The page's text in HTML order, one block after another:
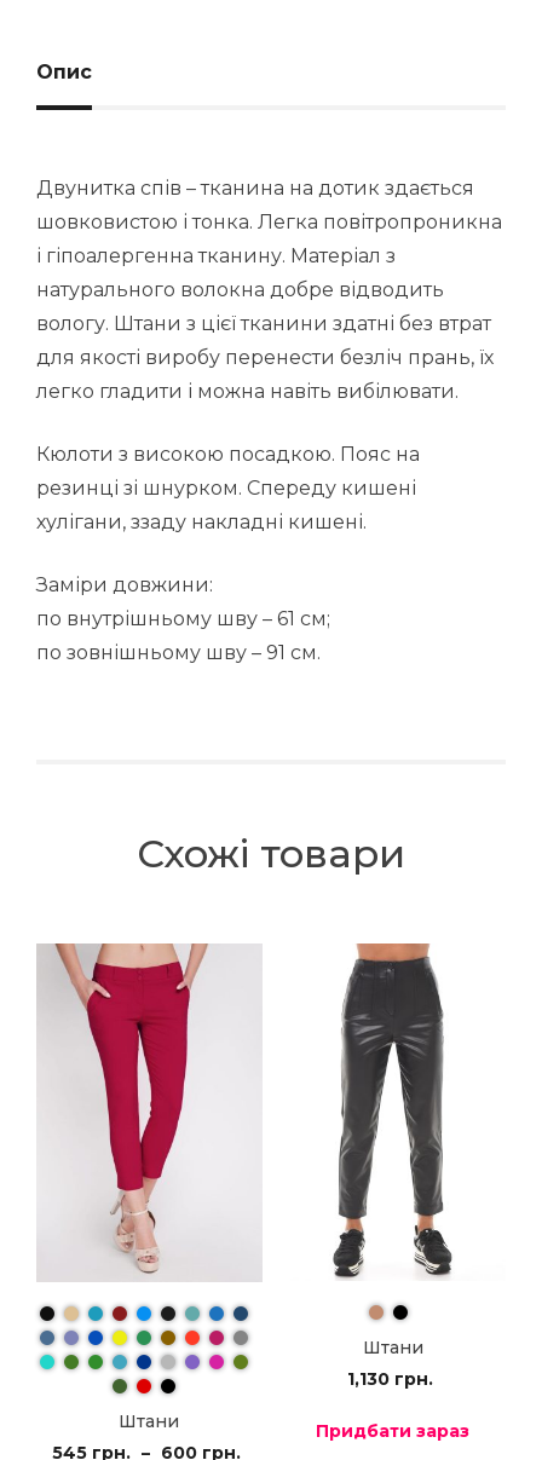
Опис
Двунитка спів – тканина на дотик здається
шовковистою і тонка. Легка повітропроникна
і гіпоалергенна тканину. Матеріал з
натурального волокна добре відводить
вологу. Штани з цієї тканини здатні без втрат
для якості виробу перенести безліч прань, їх
легко гладити і можна навіть вибілювати.
Кюлоти з високою посадкою. Пояс на
резинці зі шнурком. Спереду кишені
хулігани, ззаду накладні кишені.
Заміри довжини:
по внутрішньому шву – 61 см;
по зовнішньому шву – 91 см.
Схожі товари
Штани
545 грн. – 600 грн.
Штани
1,130 грн.
Придбати зараз